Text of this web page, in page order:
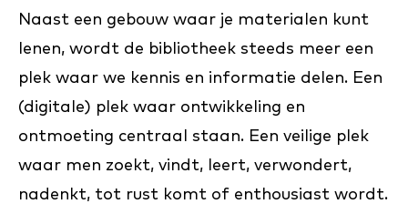
Naast een gebouw waar je materialen kunt
lenen, wordt de bibliotheek steeds meer een
plek waar we kennis en informatie delen. Een
(digitale) plek waar ontwikkeling en
ontmoeting centraal staan. Een veilige plek
waar men zoekt, vindt, leert, verwondert,
nadenkt, tot rust komt of enthousiast wordt.